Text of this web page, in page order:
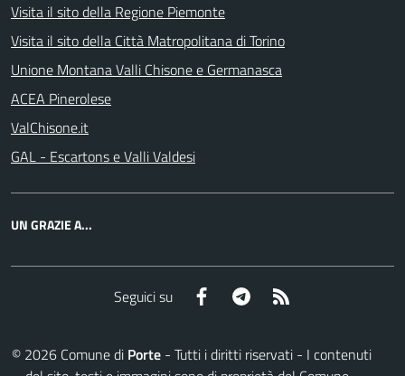
Visita il sito della Regione Piemonte
Visita il sito della Città Matropolitana di Torino
Unione Montana Valli Chisone e Germanasca
ACEA Pinerolese
ValChisone.it
GAL - Escartons e Valli Valdesi
UN GRAZIE A...
Seguici su Facebook Telegram
© 2026 Comune di Porte - Tutti i diritti riservati - I contenuti